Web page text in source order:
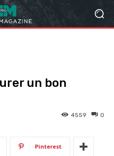
un bon
0
4559
Pinterest